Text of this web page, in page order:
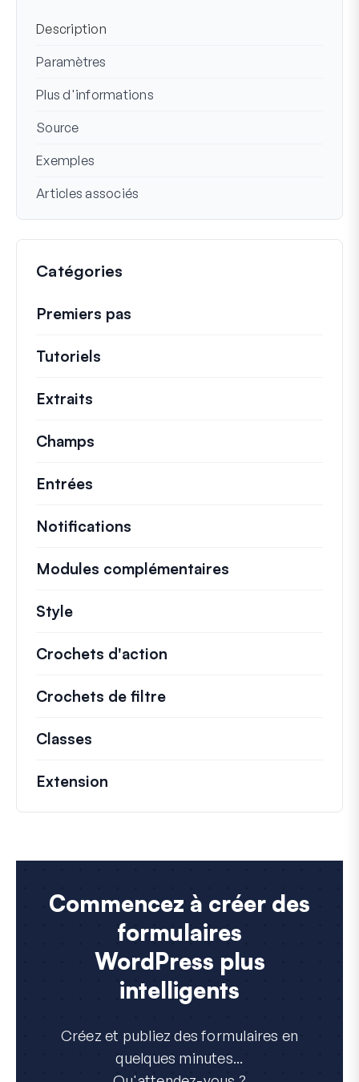
Description
Paramètres
Plus d'informations
Source
Exemples
Articles associés
Catégories
Premiers pas
Tutoriels
Extraits
Champs
Entrées
Notifications
Modules complémentaires
Style
Crochets d'action
Crochets de filtre
Classes
Extension
Commencez à créer des
formulaires
WordPress plus
intelligents
Créez et publiez des formulaires en
quelques minutes...